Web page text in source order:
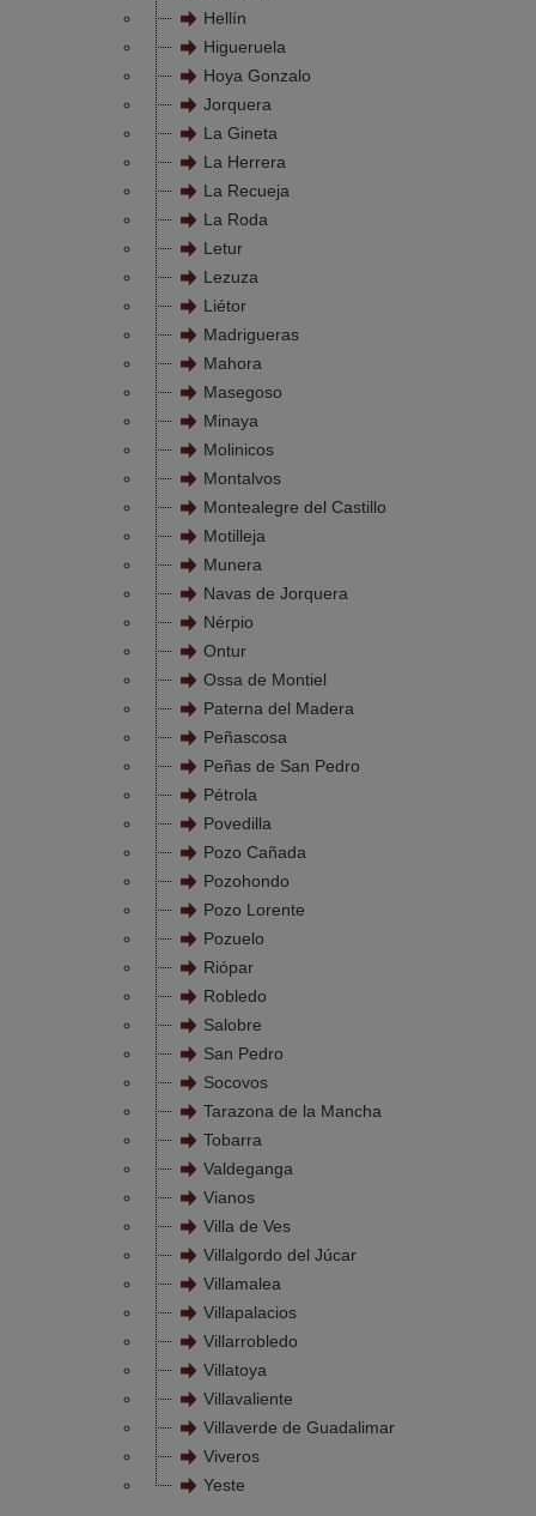
Hellín
Higueruela
Hoya Gonzalo
Jorquera
La Gineta
La Herrera
La Recueja
La Roda
Letur
Lezuza
Liétor
Madrigueras
Mahora
Masegoso
Minaya
Molinicos
Montalvos
Montealegre del Castillo
Motilleja
Munera
Navas de Jorquera
Nérpio
Ontur
Ossa de Montiel
Paterna del Madera
Peñascosa
Peñas de San Pedro
Pétrola
Povedilla
Pozo Cañada
Pozohondo
Pozo Lorente
Pozuelo
Riópar
Robledo
Salobre
San Pedro
Socovos
Tarazona de la Mancha
Tobarra
Valdeganga
Vianos
Villa de Ves
Villalgordo del Júcar
Villamalea
Villapalacios
Villarrobledo
Villatoya
Villavaliente
Villaverde de Guadalimar
Viveros
Yeste